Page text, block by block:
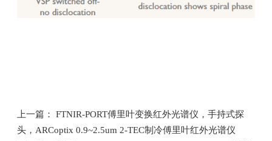
上一篇： FTNIR-PORT傅里叶变换红外光谱仪，手持式探
头，ARCoptix 0.9~2.5um 2-TEC制冷傅里叶红外光谱仪